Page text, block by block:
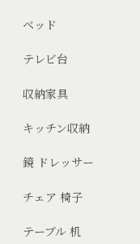
ベッド
テレビ台
収納家具
キッチン収納
鏡 ドレッサー
チェア 椅子
テーブル 机